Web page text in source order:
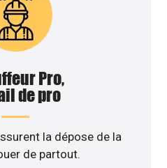
Pro,
de pro
la dépose de la
de partout.